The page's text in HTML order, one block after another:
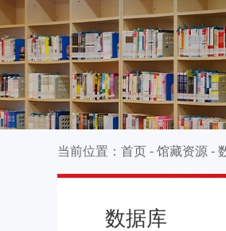
当前位置： 首页 - 馆藏资源 -
数据库